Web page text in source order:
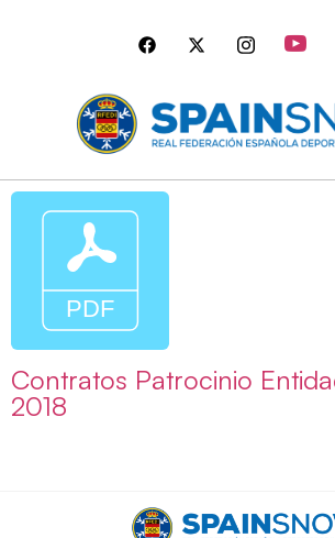
Contratos Patrocinio
2018